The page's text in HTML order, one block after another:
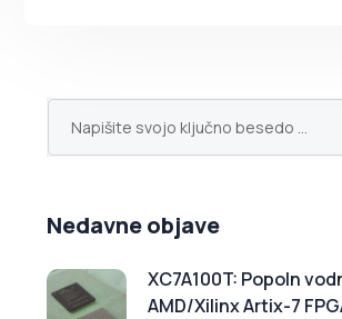
Nedavne objave
XC7A100T: Popoln
AMD/Xilinx Artix-7